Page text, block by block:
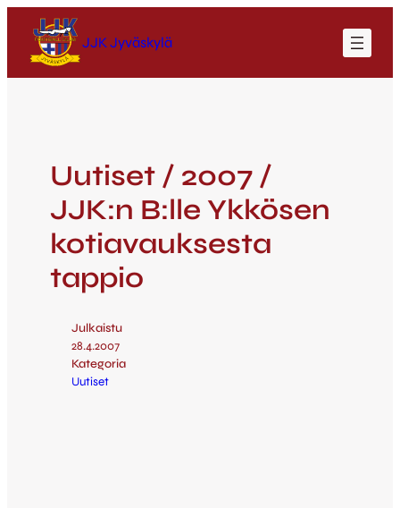
JJK Jyväskylä
Uutiset / 2007 /
JJK:n B:lle Ykkösen
kotiavauksesta
tappio
Julkaistu
28.4.2007
Kategoria
Uutiset